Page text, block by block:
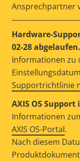
Ansprechpartner
Hardware-
02-28 abgelaufen.
Informationen zu
Supportrichtlinie
AXIS OS
Informationen
AXIS OS-Portal.
Nach diesem